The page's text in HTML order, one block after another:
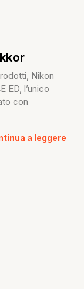
Nikon
ED, l’unico
con
a leggere